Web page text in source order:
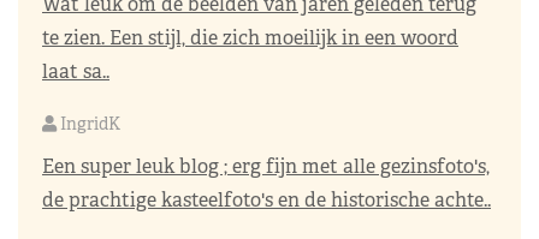
te zien. Een stijl, die zich moeilijk in een woord
laat sa..
IngridK
Een super leuk blog ; erg fijn met alle gezinsfoto's,
de prachtige kasteelfoto's en de historische achte..